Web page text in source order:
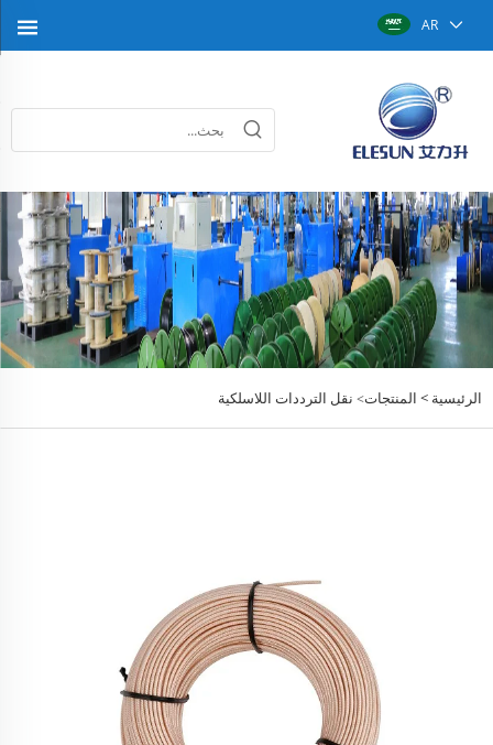
AR
الرئيسية > المنتجات> نقل الترددات اللاسلكية